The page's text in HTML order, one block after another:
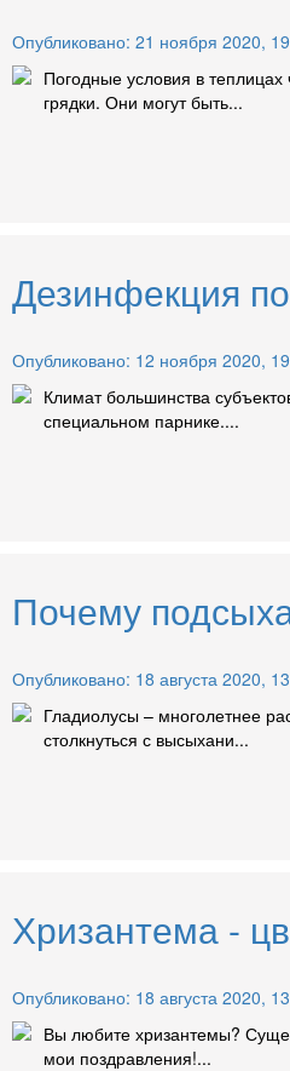
Опубликовано: 21 ноября 2020,
Погодные условия в
грядки. Они могут быть...
Дезинфекция
Опубликовано: 12 ноября 2020,
Климат большинства
специальном парнике....
Почему
Опубликовано: 18 августа 2020,
Гладиолусы – многолетнее
столкнуться с высыхани...
Хризантема -
Опубликовано: 18 августа 2020,
Вы любите хризантемы?
мои поздравления!...